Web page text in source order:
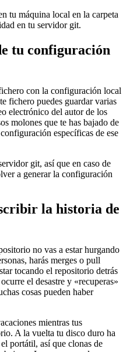
tu máquina local en la carpeta
en tu servidor git.
tu configuración
con la configuración local
fichero puedes guardar varias
electrónico del autor de los
molones que te has bajado de
específicas de ese
git, así que en caso de
a generar la configuración
la historia de
no vas a estar hurgando
harás merges o pull
tocando el repositorio detrás
el desastre y «recuperas»
cosas pueden haber
mientras tus
A la vuelta tu disco duro ha
portátil, así que clonas de